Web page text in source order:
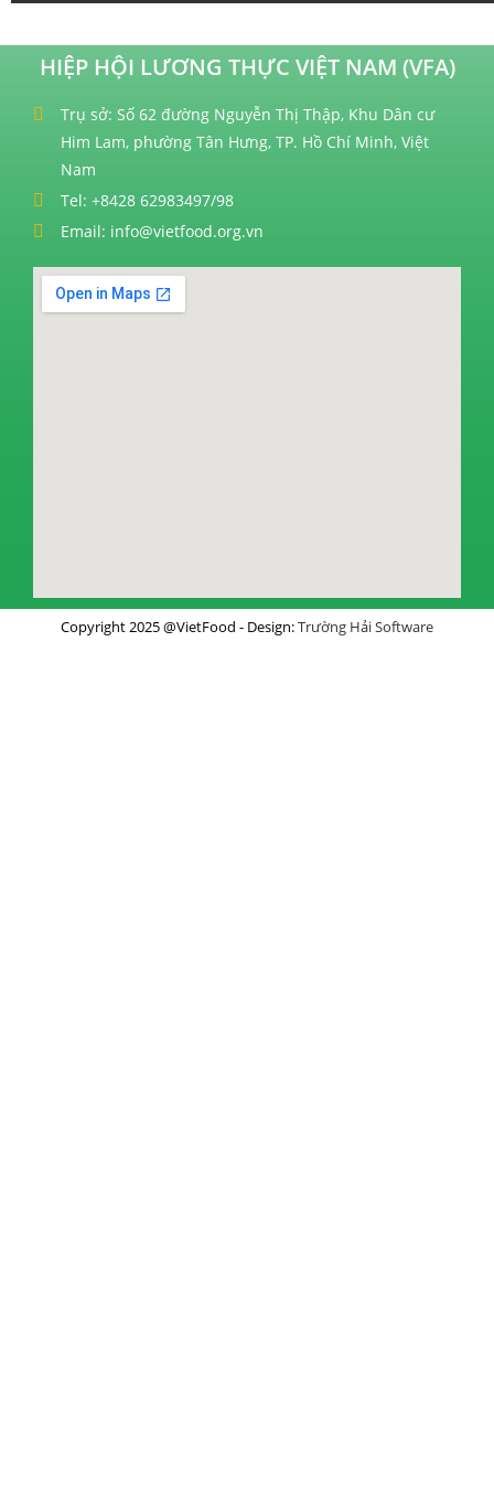
HIỆP HỘI LƯƠNG THỰC VIỆT NAM (VFA)
Trụ sở: Số 62 đường Nguyễn Thị Thập, Khu Dân cư
Him Lam, phường Tân Hưng, TP. Hồ Chí Minh, Việt
Nam
Tel: +8428 62983497/98
Email: info@vietfood.org.vn
Copyright 2025 @VietFood - Design:Trường Hải Software